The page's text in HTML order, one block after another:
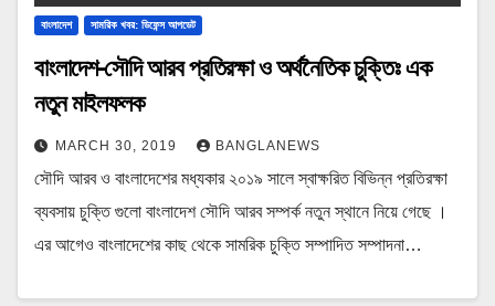
বাংলাদেশ সামরিক খবর: ডিফেন্স আপডেট
বাংলাদেশ-সৌদি আরব প্রতিরক্ষা ও অর্থনৈতিক চুক্তিঃ এক
নতুন মাইলফলক
MARCH 30, 2019 BANGLANEWS
সৌদি আরব ও বাংলাদেশের মধ্যকার ২০১৯ সালে স্বাক্ষরিত বিভিন্ন প্রতিরক্ষা
ব্যবসায় চুক্তি গুলো বাংলাদেশ সৌদি আরব সম্পর্ক নতুন স্থানে নিয়ে গেছে ।
এর আগেও বাংলাদেশের কাছ থেকে সামরিক চুক্তি সম্পাদিত সম্পাদনা…